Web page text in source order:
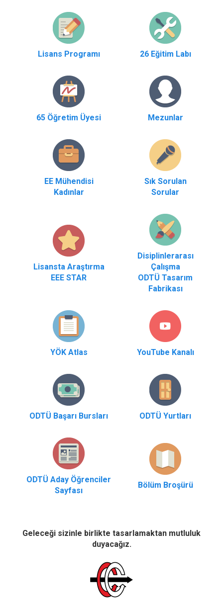
Lisans Programı 26 Eğitim Labı
65 Öğretim Üyesi Mezunlar
EE Mühendisi
Kadınlar
Sık Sorulan
Sorular
Lisansta Araştırma
EEE STAR
Disiplinlerarası
Çalışma
ODTÜ Tasarım
Fabrikası
YÖK Atlas YouTube Kanalı
ODTÜ Başarı Bursları ODTÜ Yurtları
ODTÜ Aday Öğrenciler
Sayfası
Bölüm Broşürü
Geleceği sizinle birlikte tasarlamaktan mutluluk
duyacağız.